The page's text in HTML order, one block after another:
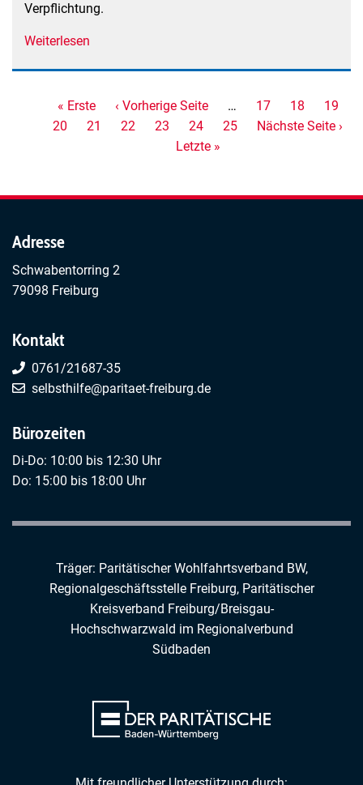
Verpflichtung.
Weiterlesen
-
Spaziergang
Seitennummerierung
Erste
Seite
« Erste
Vorherige
Seite
‹ Vorherige Seite … Seite
17 Seite
18 Seite
19
Seite
20 Seite
21 Seite
22 Seite
23
Aktuelle
Seite
24 Seite
25
Nächste
Nächste Seite ›
Letzte
Letzte »
Adresse
Schwabentorring 2
79098 Freiburg
Kontakt
0761/21687-35
selbsthilfe@paritaet-freiburg.de
Bürozeiten
Di-Do: 10:00 bis 12:30 Uhr
Do: 15:00 bis 18:00 Uhr
Träger: Paritätischer Wohlfahrtsverband BW,
Regionalgeschäftsstelle Freiburg, Paritätischer
Kreisverband Freiburg/Breisgau-
Hochschwarzwald im Regionalverbund
Südbaden